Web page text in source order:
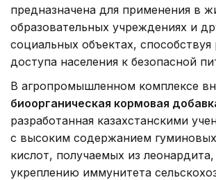
предназначена для применения в
образовательных учреждениях и
социальных объектах,
доступа населения к безопасной
В агропромышленном комплексе
биоорганическая кормовая
разработанная казахстанскими
с высоким содержанием
кислот, получаемых из
укреплению иммунитета